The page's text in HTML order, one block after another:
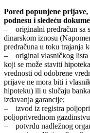
Pored popunjene
podnesu i sledeću
– originalni predračun sa
dinarskom iznosu
predračuna u toku trajanja
– original vlasničkog lista
koji se može staviti
vrednosti od odobrene
prijave ne mora biti i
hipoteku) ili u slučaju
izdavanja garancije;
– izvod iz registra
poljoprivrednom
– potvrdu nadležnog